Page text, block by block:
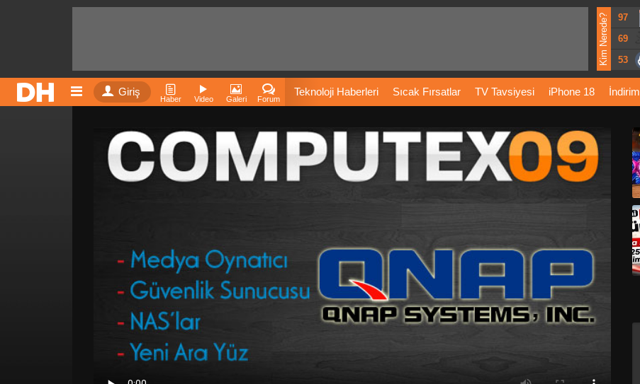
Kim Nerede? 97
69
53
Giriş
Haber Video Galeri Forum
Teknoloji Haberleri Sıcak Fırsatlar TV Tavsiyesi iPhone 18 İndirim
Şarj İstasyonu
Fiyatları Vizyondaki Bitcoin Dizi Önerileri Telefon Önerileri